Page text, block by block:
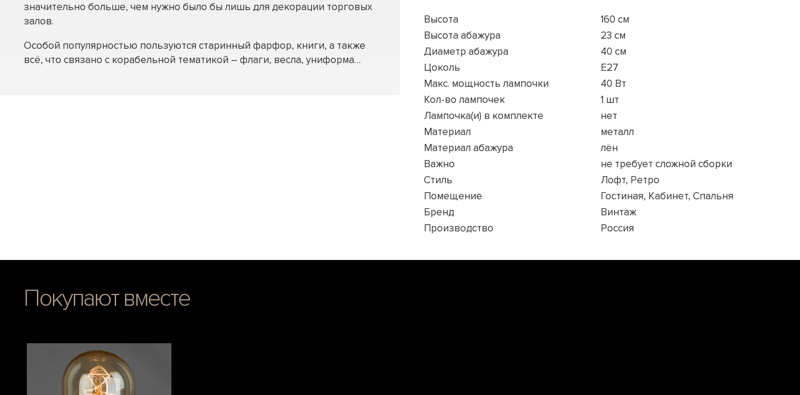
значительно больше, чем нужно было бы лишь для декорации торговых
залов.
Особой популярностью пользуются старинный фарфор, книги, а также
всё, что связано с корабельной тематикой – флаги, весла, униформа…
Высота
160 см
Высота абажура
23 см
Диаметр абажура
40 см
Цоколь
E27
Макс. мощность лампочки
40 Вт
Кол-во лампочек
1 шт
Лампочка(и) в комплекте
нет
Материал
металл
Материал абажура
лён
Важно
не требует сложной сборки
Стиль
Лофт, Ретро
Помещение
Гостиная, Кабинет, Спальня
Бренд
Винтаж
Производство
Россия
Покупают вместе